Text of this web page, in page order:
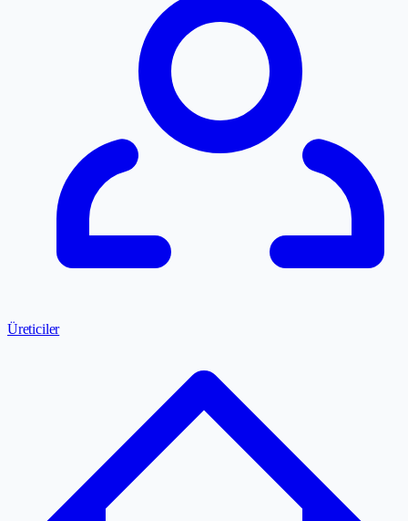
Üreticiler